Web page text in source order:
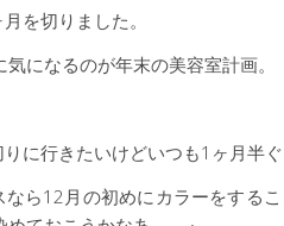
を切りました。
になるのが年末の美容室計画。
りに行きたいけどいつも1ヶ月半
なら12月の初めにカラーをする